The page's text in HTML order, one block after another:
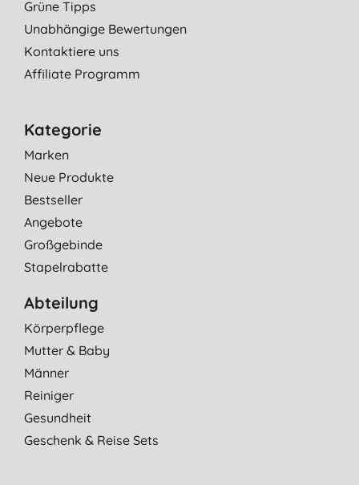
Grüne Tipps
Unabhängige Bewertungen
Kontaktiere uns
Affiliate Programm
Kategorie
Marken
Neue Produkte
Bestseller
Angebote
Großgebinde
Stapelrabatte
Abteilung
Körperpflege
Mutter & Baby
Männer
Reiniger
Gesundheit
Geschenk & Reise Sets